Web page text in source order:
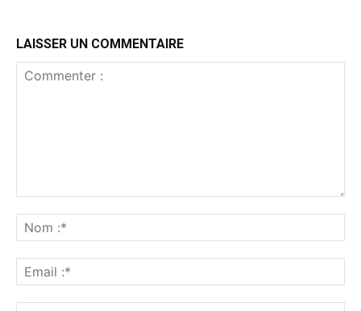
LAISSER UN COMMENTAIRE